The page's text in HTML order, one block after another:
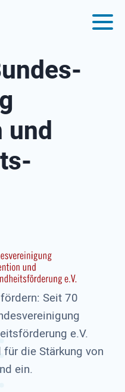
und
Seit 70
e.V.
die Stärkung von
ein.